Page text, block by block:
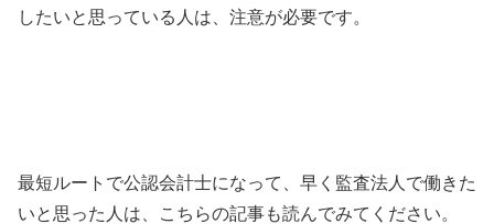
したいと思っている人は、注意が必要です。
最短ルートで公認会計士になって、早く監査法人で働きた
いと思った人は、こちらの記事も読んでみてください。